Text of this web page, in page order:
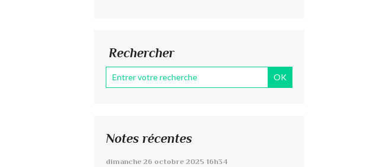
Rechercher
Notes récentes
dimanche 26 octobre 2025 16h34